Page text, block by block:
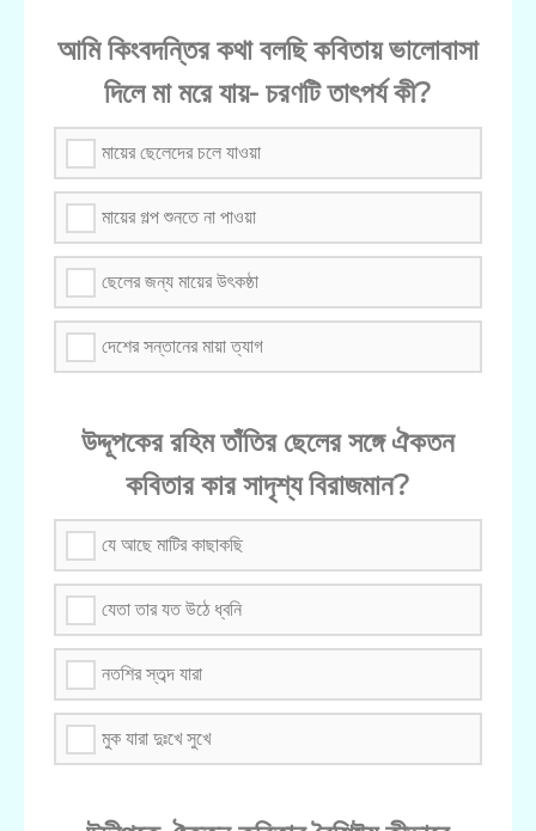
আমি কিংবদন্তির কথা বলছি কবিতায় ভালোবাসা
দিলে মা মরে যায়- চরণটি তাৎপর্য কী?
মায়ের ছেলেদের চলে যাওয়া
মায়ের গল্প শুনতে না পাওয়া
ছেলের জন্য মায়ের উৎকষ্ঠা
দেশের সন্তানের মায়া ত্যাগ
উদ্দূপকের রহিম তাঁতির ছেলের সঙ্গে ঐকতন
কবিতার কার সাদৃশ্য বিরাজমান?
যে আছে মাটির কাছাকছি
যেতা তার যত উঠে ধ্বনি
নতশির স্তব্দ যারা
মুক যারা দুঃখে সুখে